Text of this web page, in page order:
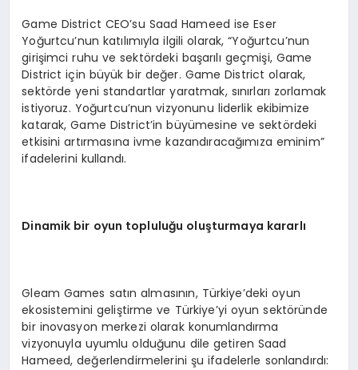
Game District CEO’su Saad Hameed ise Eser
Yoğurtcu’nun katılımıyla ilgili olarak, “Yoğurtcu’nun
girişimci ruhu ve sektördeki başarılı geçmişi, Game
District için büyük bir değer. Game District olarak,
sektörde yeni standartlar yaratmak, sınırları zorlamak
istiyoruz. Yoğurtcu’nun vizyonunu liderlik ekibimize
katarak, Game District’in büyümesine ve sektördeki
etkisini artırmasına ivme kazandıracağımıza eminim”
ifadelerini kullandı.
Dinamik bir oyun topluluğu oluşturmaya kararlı
Gleam Games satın almasının, Türkiye’deki oyun
ekosistemini geliştirme ve Türkiye’yi oyun sektöründe
bir inovasyon merkezi olarak konumlandırma
vizyonuyla uyumlu olduğunu dile getiren Saad
Hameed, değerlendirmelerini şu ifadelerle sonlandırdı: